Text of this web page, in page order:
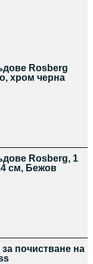
Rosberg
хром черна
Rosberg, 1
см, Бежов
почистване на